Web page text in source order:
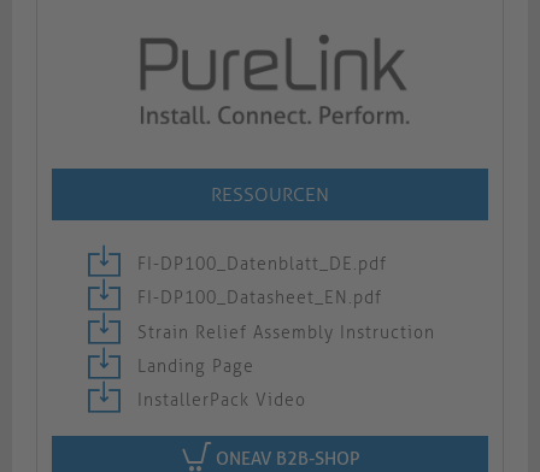
RESSOURCEN
FI-DP100_Datenblatt_DE.pdf
FI-DP100_Datasheet_EN.pdf
Strain Relief Assembly Instruction
Landing Page
InstallerPack Video
ONEAV B2B-SHOP